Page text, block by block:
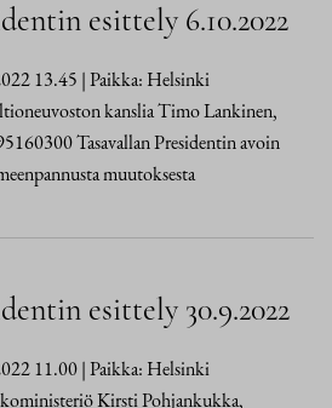
esittely 6.10.2022
13.45 | Paikka: Helsinki
kanslia Timo Lankinen,
Tasavallan Presidentin avoin
muutoksesta
esittely 30.9.2022
11.00 | Paikka: Helsinki
Kirsti Pohjankukka,